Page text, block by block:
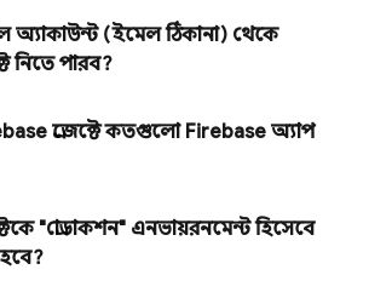
(ইমেল ঠিকানা) থেকে
নিতে পারব?
প্রজেক্টে কতগুলো Firebase অ্যাপ
"প্রোডাকশন" এনভায়রনমেন্ট হিসেবে